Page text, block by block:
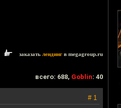
заказать лендинг в megagroup.ru
всего: 688, Goblin: 40
# 1